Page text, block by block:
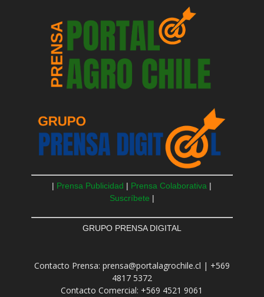
| Prensa Publicidad | Prensa Colaborativa |
Suscríbete |
GRUPO PRENSA DIGITAL
Contacto Prensa: prensa@portalagrochile.cl | +569
4817 5372
Contacto Comercial: +569 4521 9061